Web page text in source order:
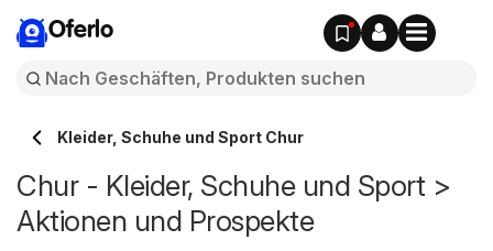
Oferlo
Kleider, Schuhe und Sport Chur
Chur - Kleider, Schuhe und Sport >
Aktionen und Prospekte